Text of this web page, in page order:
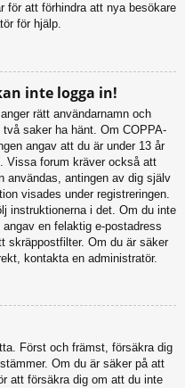
för att förhindra att nya besökare
för hjälp.
inte logga in!
rätt användarnamn och
saker ha hänt. Om COPPA-
angav att du är under 13 år
Vissa forum kräver också att
användas, antingen av dig själv
visades under registreringen.
instruktionerna i det. Om du inte
en felaktig e-postadress
skräppostfilter. Om du är säker
kontakta en administratör.
Först och främst, försäkra dig
Om du är säker på att
att försäkra dig om att du inte